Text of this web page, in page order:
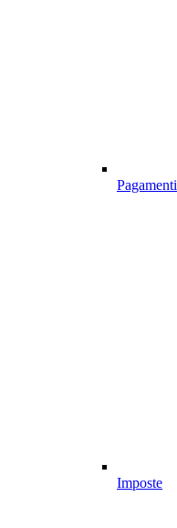
Pagamenti
Imposte